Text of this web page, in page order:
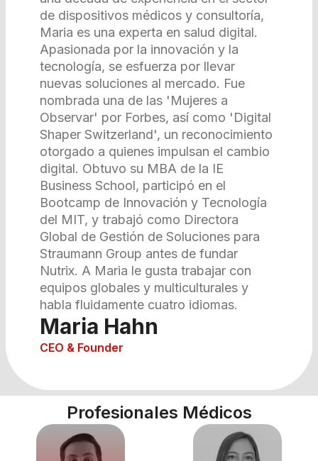
de dispositivos médicos y consultoría,
Maria es una experta en salud digital.
Apasionada por la innovación y la
tecnología, se esfuerza por llevar
nuevas soluciones al mercado. Fue
nombrada una de las 'Mujeres a
Observar' por Forbes, así como 'Digital
Shaper Switzerland', un reconocimiento
otorgado a quienes impulsan el cambio
digital. Obtuvo su MBA de la IE
Business School, participó en el
Bootcamp de Innovación y Tecnología
del MIT, y trabajó como Directora
Global de Gestión de Soluciones para
Straumann Group antes de fundar
Nutrix. A Maria le gusta trabajar con
equipos globales y multiculturales y
habla fluidamente cuatro idiomas.
Maria Hahn
CEO & Founder
Profesionales Médicos